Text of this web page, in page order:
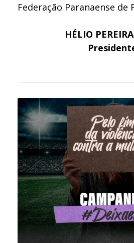
Federação Paranaense de
HÉLIO